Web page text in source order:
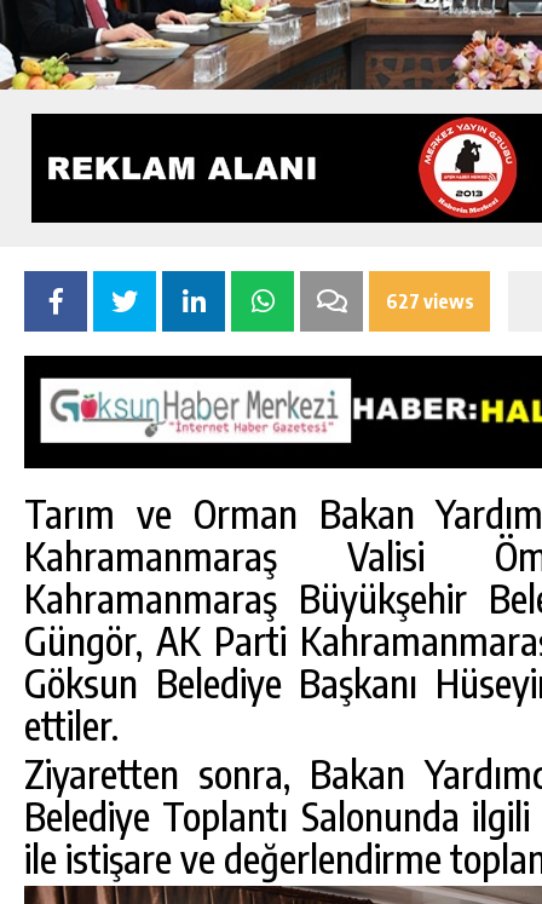
627 views
Tarım ve Orman Bakan
Kahramanmaraş Valisi
Kahramanmaraş Büyükşehir
Güngör, AK Parti
Göksun Belediye Başkanı
ettiler.
Ziyaretten sonra, Bakan
Belediye Toplantı Salonunda
ile istişare ve değerlendirme
GÖKSUN HAFIZLIK KIZ KUR’AN KURSU
ÖĞRENCILERINE DARENDE GEZISI.